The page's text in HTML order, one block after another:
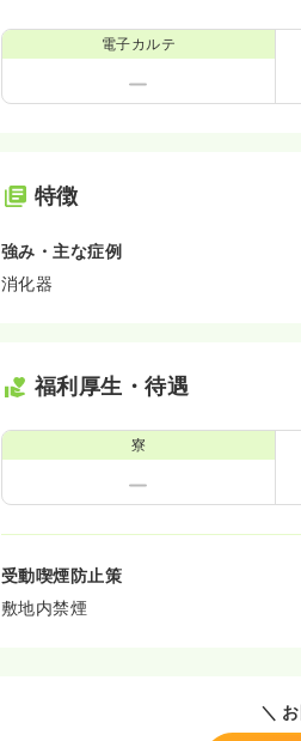
電子カルテ
特徴
強み・主な症例
消化器
福利厚生・待遇
寮
受動喫煙防止策
敷地内禁煙
＼